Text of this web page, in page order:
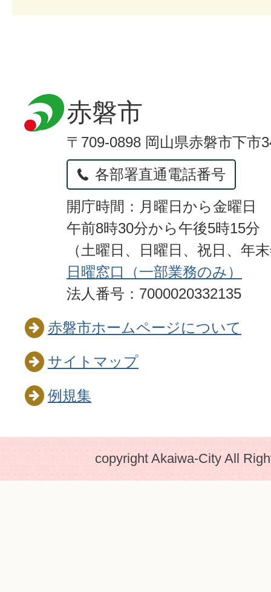
赤磐市
〒709-0898 岡山県赤磐市下市
各部署直通電話番号
開庁時間：月曜日から金曜日
午前8時30分から午後5時15分
（土曜日、日曜日、祝日、年
日曜窓口（一部業務のみ）
法人番号：7000020332135
赤磐市ホームページについて
サイトマップ
例規集
copyright Akaiwa-City All